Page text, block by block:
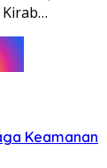
Kirab…
Keamanan